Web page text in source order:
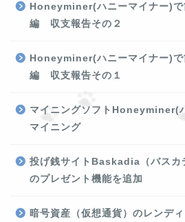
Honeyminer(ハニーマイナー)で
編 収支報告その２
Honeyminer(ハニーマイナー)で
編 収支報告その１
マイニングソフトHoneyminer(
マイニング
投げ銭サイトBaskadia（バスカ
のプレゼント機能を追加
暗号資産（仮想通貨）のレンデ